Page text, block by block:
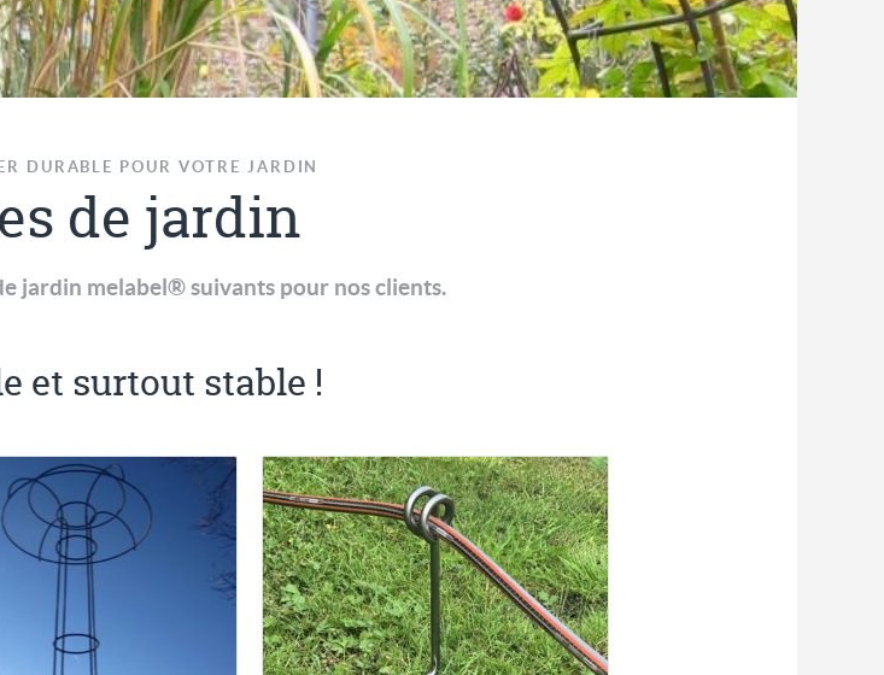
DURABLE POUR VOTRE JARDIN
de jardin
jardin melabel® suivants pour nos clients.
et surtout stable !